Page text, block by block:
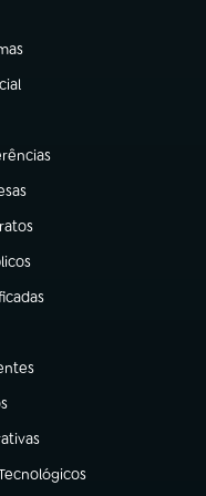
aba)
aba)
nova aba)